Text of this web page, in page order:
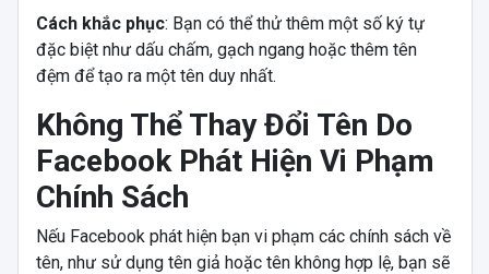
Cách khắc phục: Bạn có thể thử thêm một số ký tự
đặc biệt như dấu chấm, gạch ngang hoặc thêm tên
đệm để tạo ra một tên duy nhất.
Không Thể Thay Đổi Tên Do
Facebook Phát Hiện Vi Phạm
Chính Sách
Nếu Facebook phát hiện bạn vi phạm các chính sách về
tên, như sử dụng tên giả hoặc tên không hợp lệ, bạn sẽ